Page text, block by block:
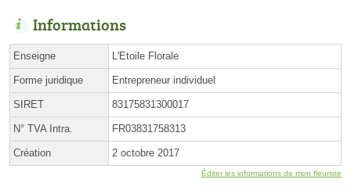
Informations
Enseigne L'Etoile Florale
Forme juridique Entrepreneur individuel
SIRET 83175831300017
N° TVA Intra. FR03831758313
Création 2 octobre 2017
Éditer les informations de mon fleuriste